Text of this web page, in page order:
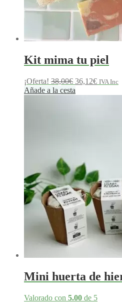
Kit mima tu piel
¡Oferta! 38,00€ El
precio
36,12€ElIVA Inc
Añade a la cesta
Mini huerta de
Valorado con 5.00 de 5